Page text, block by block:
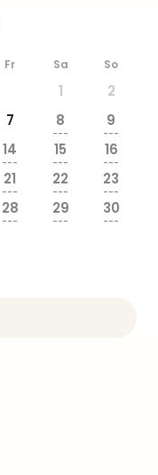
Fr Sa So
1
2
7 8
---
9
---
14
---
15
---
16
---
21
---
22
---
23
---
28
---
29
---
30
---